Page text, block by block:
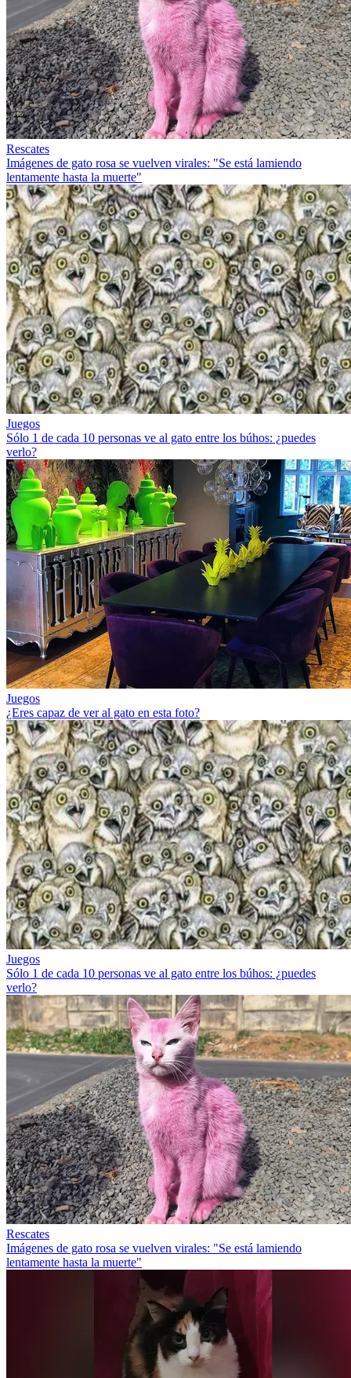
Rescates
Imágenes de gato rosa se vuelven virales: "Se está lamiendo
lentamente hasta la muerte"
Juegos
Sólo 1 de cada 10 personas ve al gato entre los búhos: ¿puedes
verlo?
Juegos
¿Eres capaz de ver al gato en esta foto?
Juegos
Sólo 1 de cada 10 personas ve al gato entre los búhos: ¿puedes
verlo?
Rescates
Imágenes de gato rosa se vuelven virales: "Se está lamiendo
lentamente hasta la muerte"